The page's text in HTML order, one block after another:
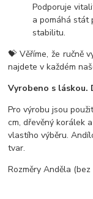
Podporuje
a pomáhá stát
stabilitu.
💝 Věříme, že ručně
najdete v každém
Vyrobeno s láskou.
Pro výrobu jsou
cm, dřevěný korálek
vlastího výběru.
tvar.
Rozměry Anděla